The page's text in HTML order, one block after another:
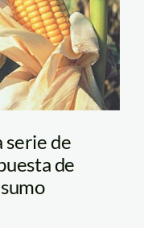
serie de
de